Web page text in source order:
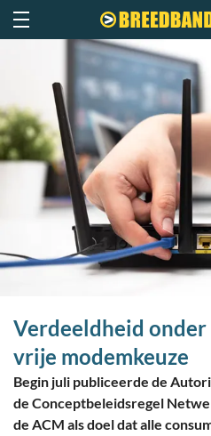
Verdeeldheid
vrije modemkeuze
Begin juli publiceerde de
de Conceptbeleidsregel
de ACM als doel dat alle